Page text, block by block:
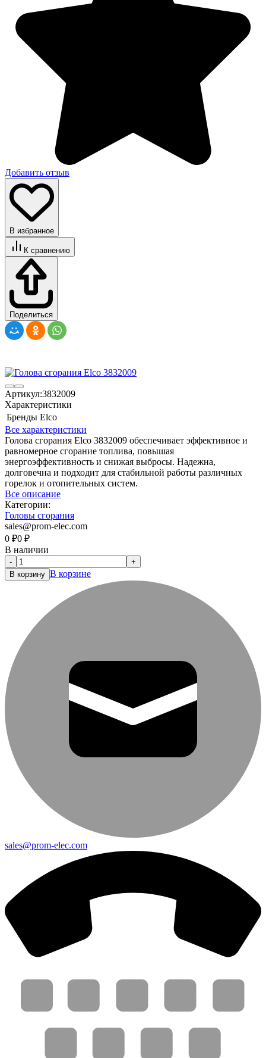
Добавить отзыв
В избранное
К сравнению
Поделиться
Артикул:3832009
Характеристики
Бренды Elco
Все характеристики
Голова сгорания Elco 3832009 обеспечивает эффективное и
равномерное сгорание топлива, повышая
энергоэффективность и снижая выбросы. Надежна,
долговечна и подходит для стабильной работы различных
горелок и отопительных систем.
Все описание
Категории:
Головы сгорания
sales@prom-elec.com
0 ₽0 ₽
В наличии
-
+
В корзину В корзине
sales@prom-elec.com